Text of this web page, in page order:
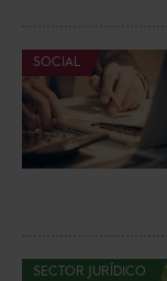
SOCIAL
SECTOR JURÍDICO